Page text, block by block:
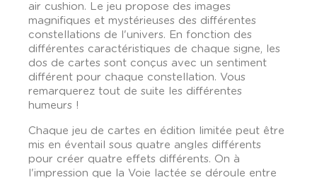
air cushion. Le jeu propose des images
magnifiques et mystérieuses des différentes
constellations de l'univers. En fonction des
différentes caractéristiques de chaque signe, les
dos de cartes sont conçus avec un sentiment
différent pour chaque constellation. Vous
remarquerez tout de suite les différentes
humeurs !
Chaque jeu de cartes en édition limitée peut être
mis en éventail sous quatre angles différents
pour créer quatre effets différents. On à
l'impression que la Voie lactée se déroule entre